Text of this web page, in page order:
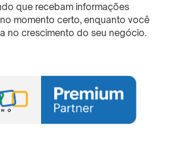
que recebam informações
momento certo, enquanto você
no crescimento do seu negócio.